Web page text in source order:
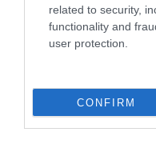
related to security,
functionality and
user protection.
CONFIRM